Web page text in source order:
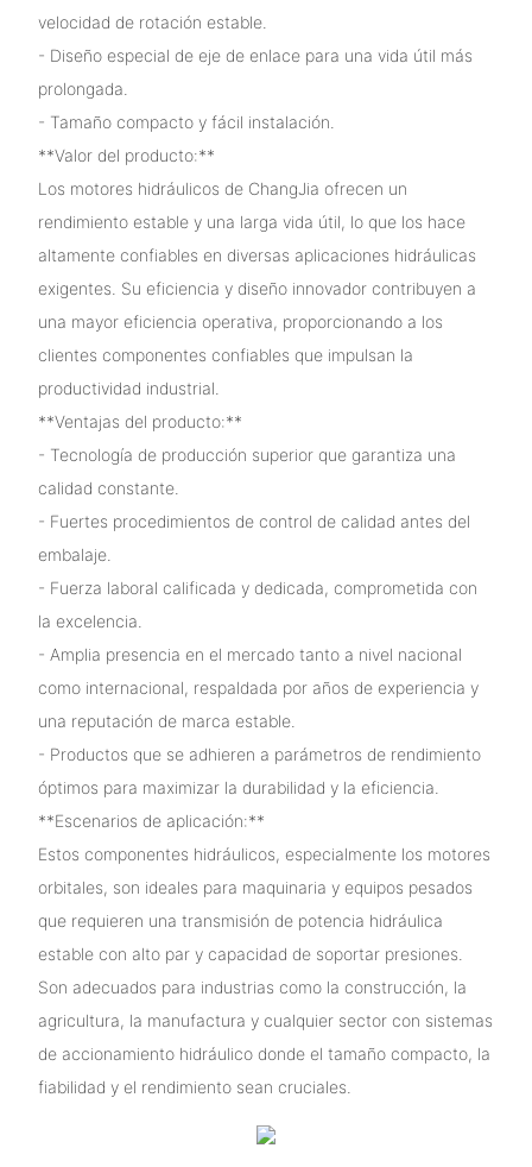
velocidad de rotación estable.
- Diseño especial de eje de enlace para una vida útil más
prolongada.
- Tamaño compacto y fácil instalación.
**Valor del producto:**
Los motores hidráulicos de ChangJia ofrecen un
rendimiento estable y una larga vida útil, lo que los hace
altamente confiables en diversas aplicaciones hidráulicas
exigentes. Su eficiencia y diseño innovador contribuyen a
una mayor eficiencia operativa, proporcionando a los
clientes componentes confiables que impulsan la
productividad industrial.
**Ventajas del producto:**
- Tecnología de producción superior que garantiza una
calidad constante.
- Fuertes procedimientos de control de calidad antes del
embalaje.
- Fuerza laboral calificada y dedicada, comprometida con
la excelencia.
- Amplia presencia en el mercado tanto a nivel nacional
como internacional, respaldada por años de experiencia y
una reputación de marca estable.
- Productos que se adhieren a parámetros de rendimiento
óptimos para maximizar la durabilidad y la eficiencia.
**Escenarios de aplicación:**
Estos componentes hidráulicos, especialmente los motores
orbitales, son ideales para maquinaria y equipos pesados ​​
que requieren una transmisión de potencia hidráulica
estable con alto par y capacidad de soportar presiones.
Son adecuados para industrias como la construcción, la
agricultura, la manufactura y cualquier sector con sistemas
de accionamiento hidráulico donde el tamaño compacto, la
fiabilidad y el rendimiento sean cruciales.